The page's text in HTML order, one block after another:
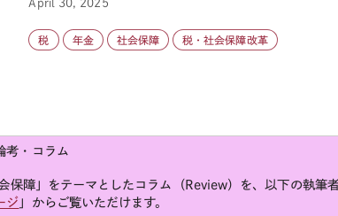
April 30, 2025
税 年金 社会保障 税・社会保障改革
考・コラム
保障」をテーマとしたコラム（ Review）を、以下の執筆
ジ 」からご覧いただけます。